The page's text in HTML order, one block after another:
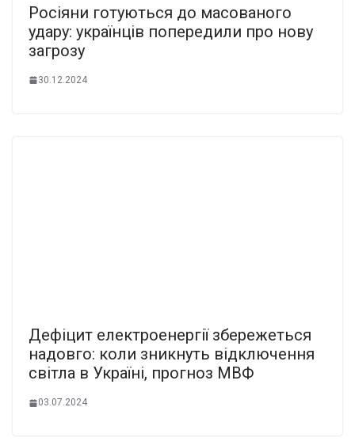
Росіяни готуються до масованого
удару: українців попередили про нову
загрозу
30.12.2024
Дефіцит електроенергії збережеться
надовго: коли зникнуть відключення
світла в Україні, прогноз МВФ
03.07.2024